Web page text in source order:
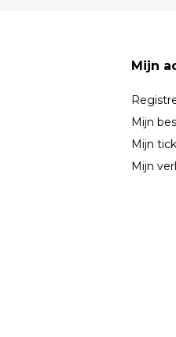
Mijn
Mijn
Mijn
Mijn